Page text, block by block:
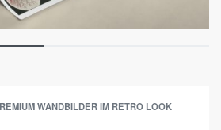
WANDBILDER IM RETRO LOOK